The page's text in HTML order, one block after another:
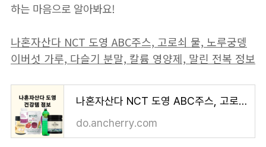
하는 마음으로 알아봐요!
나혼자산다 NCT 도영 ABC주스, 고로쇠 물, 노루궁뎅
이버섯 가루, 다슬기 분말, 칼륨 영양제, 말린 전복 정보
나혼자산다 NCT 도영 ABC주스, 고로쇠 물, 노루궁뎅이버섯 가루, 다슬기 분말, 칼륨 영양제, 말린
do.ancherry.com